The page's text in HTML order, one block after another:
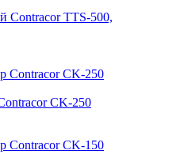
Contracor TTS-500,
CK-250